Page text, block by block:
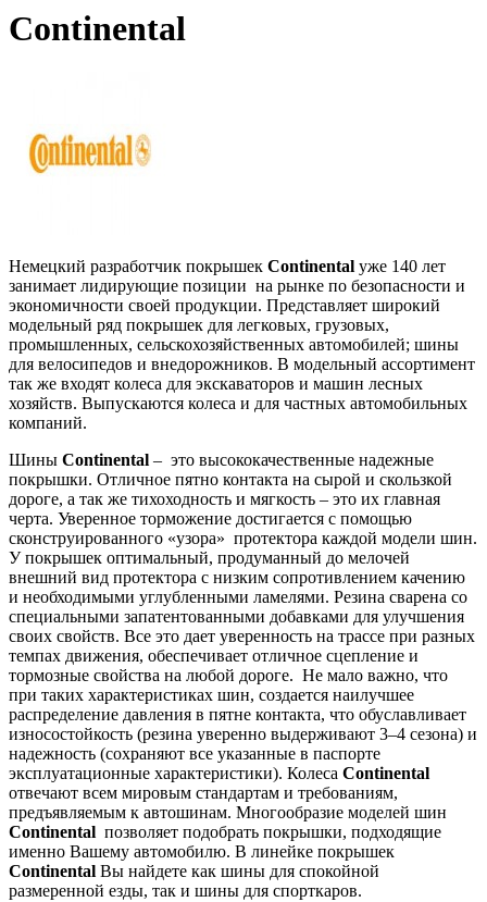
Continental
Немецкий разработчик покрышек Continental уже 140 лет
занимает лидирующие позиции на рынке по безопасности и
экономичности своей продукции. Представляет широкий
модельный ряд покрышек для легковых, грузовых,
промышленных, сельскохозяйственных автомобилей; шины
для велосипедов и внедорожников. В модельный ассортимент
так же входят колеса для экскаваторов и машин лесных
хозяйств. Выпускаются колеса и для частных автомобильных
компаний.
Шины Continental – это высококачественные надежные
покрышки. Отличное пятно контакта на сырой и скользкой
дороге, а так же тихоходность и мягкость – это их главная
черта. Уверенное торможение достигается с помощью
сконструированного «узора» протектора каждой модели шин.
У покрышек оптимальный, продуманный до мелочей
внешний вид протектора с низким сопротивлением качению
и необходимыми углубленными ламелями. Резина сварена со
специальными запатентованными добавками для улучшения
своих свойств. Все это дает уверенность на трассе при разных
темпах движения, обеспечивает отличное сцепление и
тормозные свойства на любой дороге. Не мало важно, что
при таких характеристиках шин, создается наилучшее
распределение давления в пятне контакта, что обуславливает
износостойкость (резина уверенно выдерживают 3–4 сезона) и
надежность (сохраняют все указанные в паспорте
эксплуатационные характеристики). Колеса Continental
отвечают всем мировым стандартам и требованиям,
предъявляемым к автошинам. Многообразие моделей шин
Continental позволяет подобрать покрышки, подходящие
именно Вашему автомобилю. В линейке покрышек
Continental Вы найдете как шины для спокойной
размеренной езды, так и шины для спорткаров.